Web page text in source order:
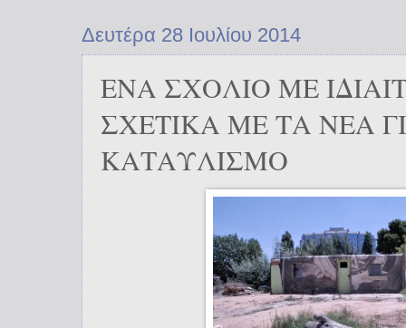
Δευτέρα 28 Ιουλίου 2014
ΕΝΑ ΣΧΟΛΙΟ ΜΕ
ΣΧΕΤΙΚΑ ΜΕ ΤΑ ΝΕΑ
ΚΑΤΑΥΛΙΣΜΟ